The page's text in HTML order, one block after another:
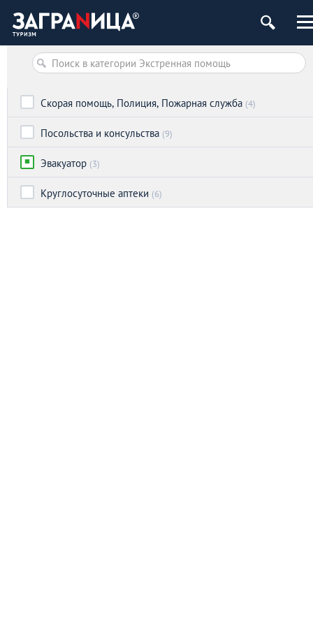
Скорая помощь, Полиция, Пожарная служба (4)
Посольства и консульства (9)
Эвакуатор (3)
Круглосуточные аптеки (6)